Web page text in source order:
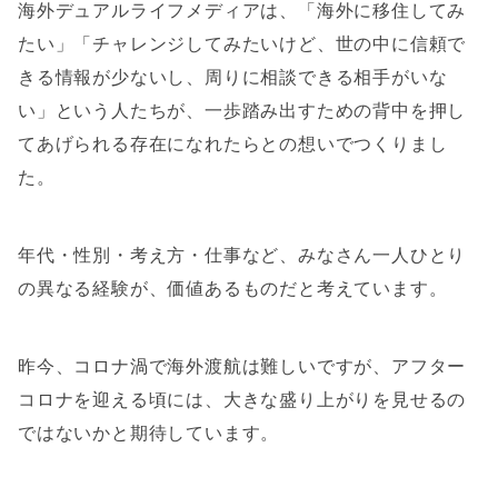
海外デュアルライフメディアは、「海外に移住してみ
たい」「チャレンジしてみたいけど、世の中に信頼で
きる情報が少ないし、周りに相談できる相手がいな
い」という人たちが、一歩踏み出すための背中を押し
てあげられる存在になれたらとの想いでつくりまし
た。
年代・性別・考え方・仕事など、みなさん一人ひとり
の異なる経験が、価値あるものだと考えています。
昨今、コロナ渦で海外渡航は難しいですが、アフター
コロナを迎える頃には、大きな盛り上がりを見せるの
ではないかと期待しています。